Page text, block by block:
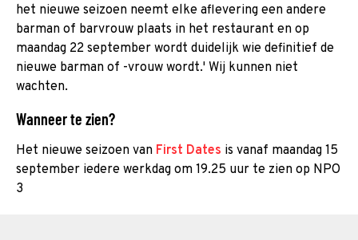
het nieuwe seizoen neemt elke aflevering een andere
barman of barvrouw plaats in het restaurant en op
maandag 22 september wordt duidelijk wie definitief de
nieuwe barman of -vrouw wordt.' Wij kunnen niet
wachten.
Wanneer te zien?
Het nieuwe seizoen van First Dates is vanaf maandag 15
september iedere werkdag om 19.25 uur te zien op NPO
3